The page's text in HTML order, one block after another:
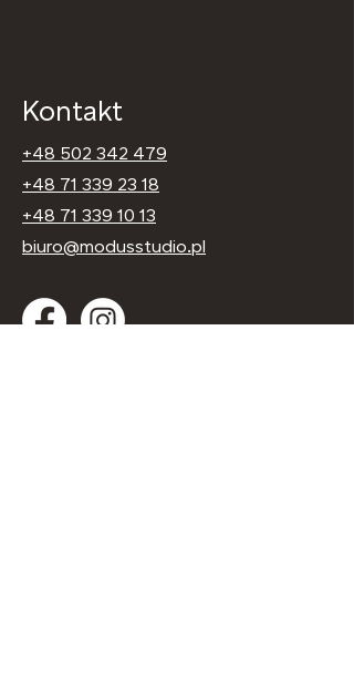
Kontakt
+48 502 342 479
+48 71 339 23 18
+48 71 339 10 13
biuro@modusstudio.pl